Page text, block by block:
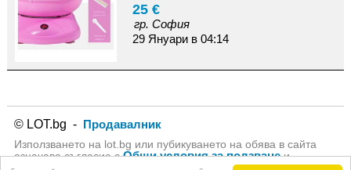
25 €
гр. София
29 Януари в 04:14
© LOT.bg - Продавалник
Използването на lot.bg или пубикуването на обява в сайта
означава съгласие сОбщи условия за ползванеи
Политика за личните данни на lot.bg